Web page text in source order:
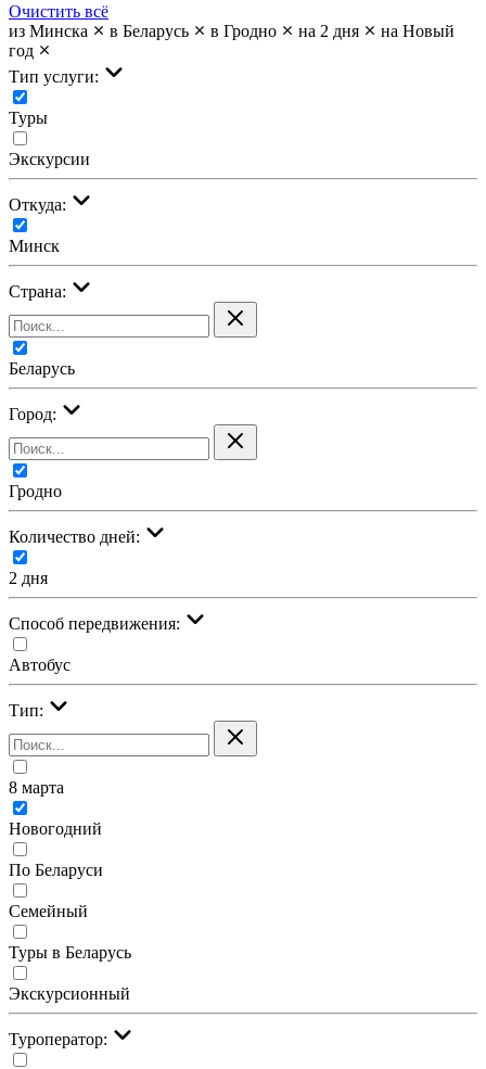
Очистить всё
из Минска
в Беларусь в Гродно на 2 дня
на Новый
год
Тип услуги:
Туры
Экскурсии
Откуда:
Минск
Страна:
Беларусь
Город:
Гродно
Количество дней:
2 дня
Cпособ передвижения:
Автобус
Тип:
8 марта
Новогодний
По Беларуси
Семейный
Туры в Беларусь
Экскурсионный
Туроператор: